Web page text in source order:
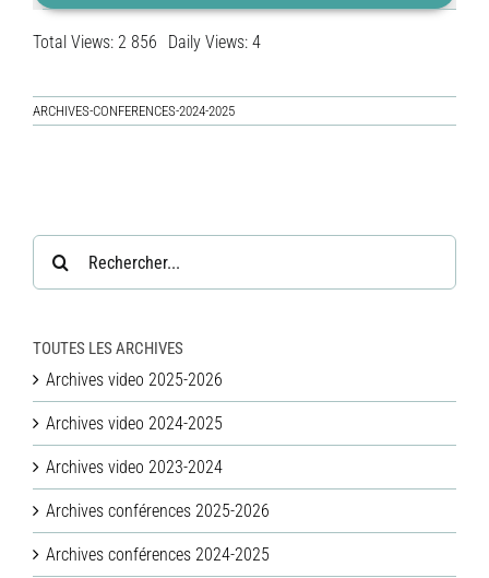
Total Views: 2 856 Daily Views: 4
ARCHIVES-CONFERENCES-2024-2025
Rechercher:
TOUTES LES ARCHIVES
Archives video 2025-2026
Archives video 2024-2025
Archives video 2023-2024
Archives conférences 2025-2026
Archives conférences 2024-2025